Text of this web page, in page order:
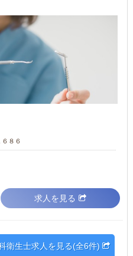
８６
求人を見る
衛生士求人を見る(全6件)